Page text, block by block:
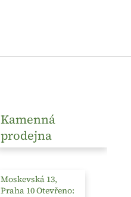
Kamenná
prodejna
Moskevská 13,
Praha 10 Otevřeno: